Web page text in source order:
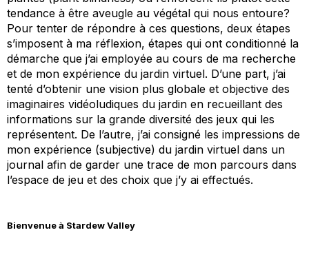
tendance à être aveugle au végétal qui nous entoure?
Pour tenter de répondre à ces questions, deux étapes
s’imposent à ma réflexion, étapes qui ont conditionné la
démarche que j’ai employée au cours de ma recherche
et de mon expérience du jardin virtuel. D’une part, j’ai
tenté d’obtenir une vision plus globale et objective des
imaginaires vidéoludiques du jardin en recueillant des
informations sur la grande diversité des jeux qui les
représentent. De l’autre, j’ai consigné les impressions de
mon expérience (subjective) du jardin virtuel dans un
journal afin de garder une trace de mon parcours dans
l’espace de jeu et des choix que j’y ai effectués.
Bienvenue à Stardew Valley